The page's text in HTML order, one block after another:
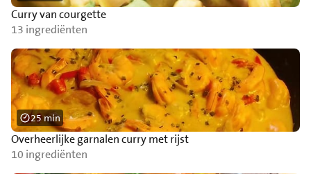
Curry van courgette
13 ingrediënten
Overheerlijke garnalen curry met rijst
10 ingrediënten
25 min